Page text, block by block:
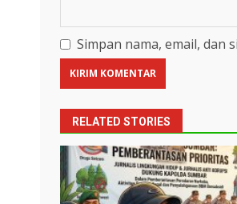
Simpan nama, email, dan
RELATED STORIES